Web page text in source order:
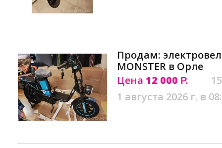
Продам:
MONSTER в Орле
Цена 12 000 Р.
1 августа 2026 г. в